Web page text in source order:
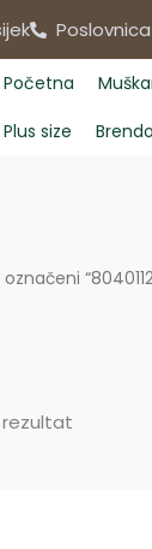
Poslovnica
Početna
Plus size
rezultat